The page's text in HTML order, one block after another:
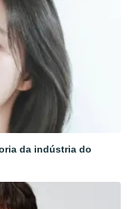
da indústria do